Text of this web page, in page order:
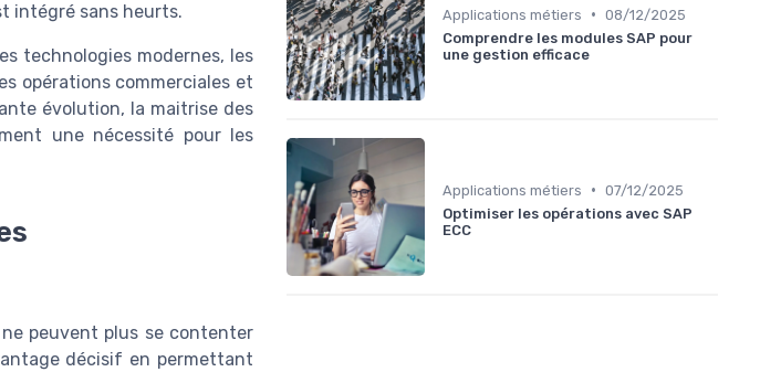
intégré sans heurts.
technologies modernes, les
opérations commerciales et
évolution, la maitrise des
une nécessité pour les
peuvent plus se contenter
décisif en permettant
Applications métiers • 08/12/2025
Comprendre les modules SAP pour
une gestion efficace
Applications métiers • 07/12/2025
Optimiser les opérations avec SAP
ECC